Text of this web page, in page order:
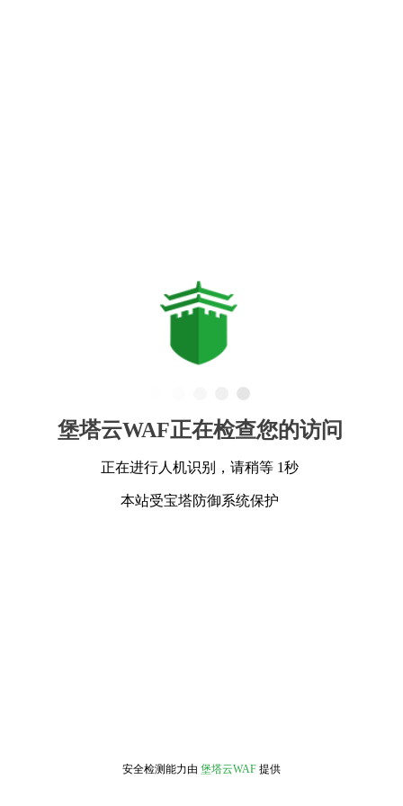
堡塔云WAF正在检查您的访问
正在进行人机识别，请稍等 1秒
本站受宝塔防御系统保护
安全检测能力由 堡塔云WAF 提供